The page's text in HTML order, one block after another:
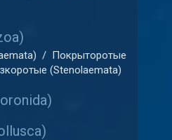
/ Покрыторотые
(Stenolaemata)